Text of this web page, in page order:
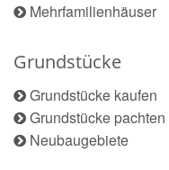
Mehrfamilienhäuser
Grundstücke
Grundstücke kaufen
Grundstücke pachten
Neubaugebiete